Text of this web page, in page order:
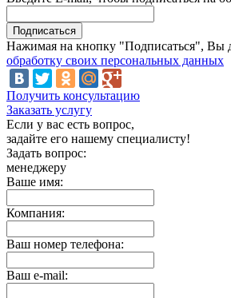
Нажимая на кнопку "Подписаться", Вы
обработку своих персональных данных
Получить консультацию
Заказать услугу
Если у вас есть вопрос,
задайте его нашему специалисту!
Задать вопрос:
менеджеру
Ваше имя:
Компания:
Ваш номер телефона:
Ваш e-mail: